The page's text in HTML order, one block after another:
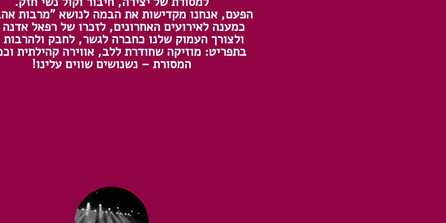
הפעם, אנחנו מקדישות את הבמה לנושא "מרבות
כמענה לאירועים האחרונים, לזכרו של רפאל
ולצורך העמוק שלנו כחברה לגשר, לחבק ולהרבות
בתפריט: מוזיקה שחודרת ללב, אווירה קהילתית
המסורת – נשנושים שווים עלינו!